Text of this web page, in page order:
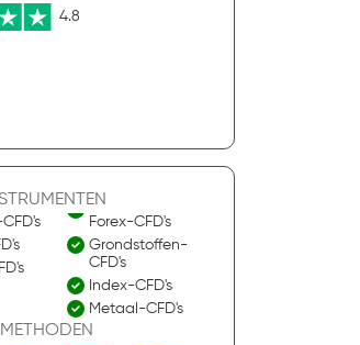
4.8
Forex-CFD's
Grondstoffen-
CFD's
Index-CFD's
Metaal-CFD's